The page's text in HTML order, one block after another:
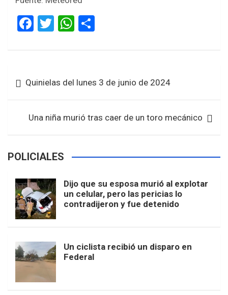
F
ce
o
o
k
T
tt
W
at
A
p
p
ar
de
entradas
Quinielas del lunes 3 de junio de 2024
Una niña murió tras caer de un toro mecánico
POLICIALES
Dijo que su esposa murió al explotar
un celular, pero las pericias lo
contradijeron y fue detenido
Un ciclista recibió un disparo en
Federal